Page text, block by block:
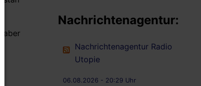
aber
Nachrichtenagentur:
Nachrichtenagentur Radio
Utopie
06.08.2026 - 20:29 Uhr